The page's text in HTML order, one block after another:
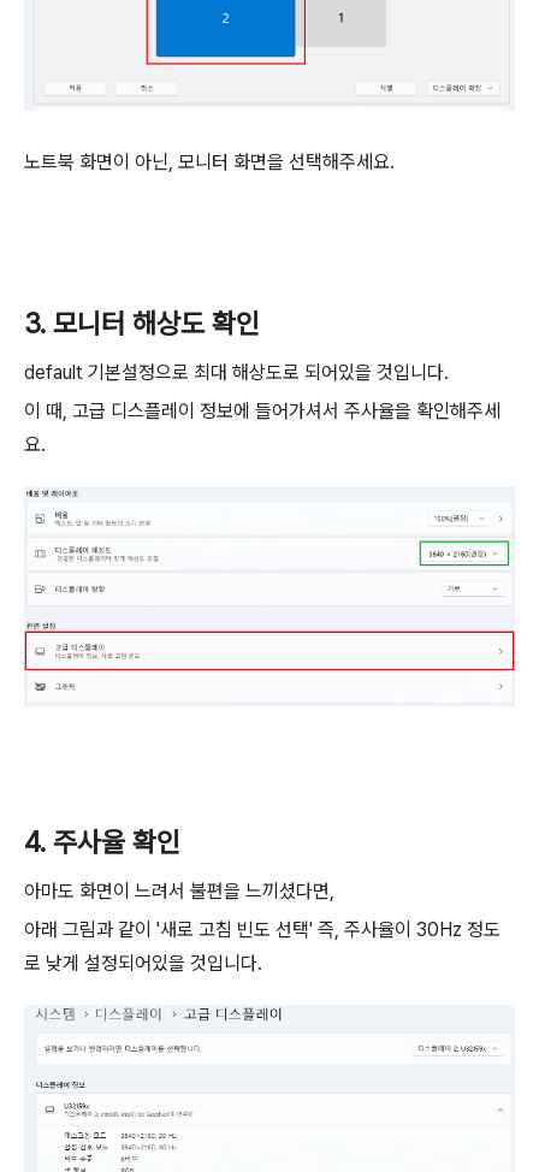
노트북 화면이 아닌, 모니터 화면을 선택해주세요.
3. 모니터 해상도 확인
default 기본설정으로 최대 해상도로 되어있을 것입니다.
이 때, 고급 디스플레이 정보에 들어가셔서 주사율을 확인해주세
요.
4. 주사율 확인
아마도 화면이 느려서 불편을 느끼셨다면,
아래 그림과 같이 '새로 고침 빈도 선택' 즉, 주사율이 30Hz 정도
로 낮게 설정되어있을 것입니다.